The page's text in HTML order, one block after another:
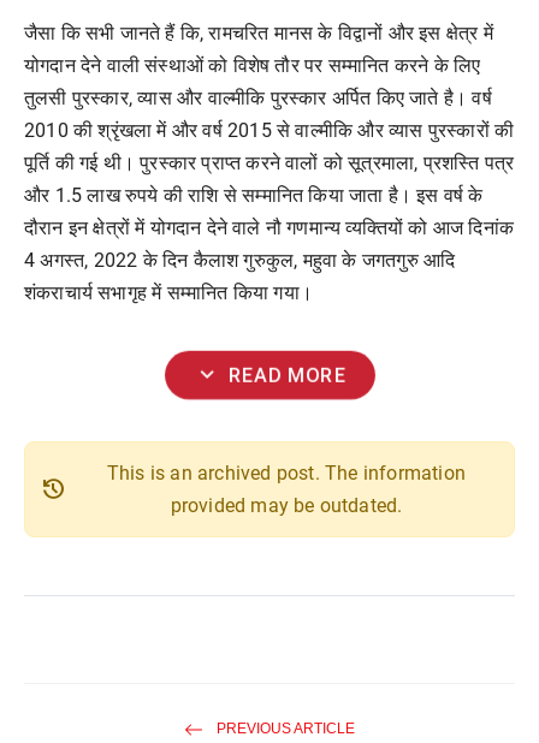
जैसा कि सभी जानते हैं कि, रामचरित मानस के विद्वानों और इस क्षेत्र में
योगदान देने वाली संस्थाओं को विशेष तौर पर सम्मानित करने के लिए
तुलसी पुरस्कार, व्यास और वाल्मीकि पुरस्कार अर्पित किए जाते है। वर्ष
2010 की श्रृंखला में और वर्ष 2015 से वाल्मीकि और व्यास पुरस्कारों की
पूर्ति की गई थी। पुरस्कार प्राप्त करने वालों को सूत्रमाला, प्रशस्ति पत्र
और 1.5 लाख रुपये की राशि से सम्मानित किया जाता है। इस वर्ष के
दौरान इन क्षेत्रों में योगदान देने वाले नौ गणमान्य व्यक्तियों को आज दिनांक
4 अगस्त, 2022 के दिन कैलाश गुरुकुल, महुवा के जगतगुरु आदि
शंकराचार्य सभागृह में सम्मानित किया गया।
expand_more READ MORE
history
This is an archived post. The information
provided may be outdated.
PREVIOUS ARTICLE